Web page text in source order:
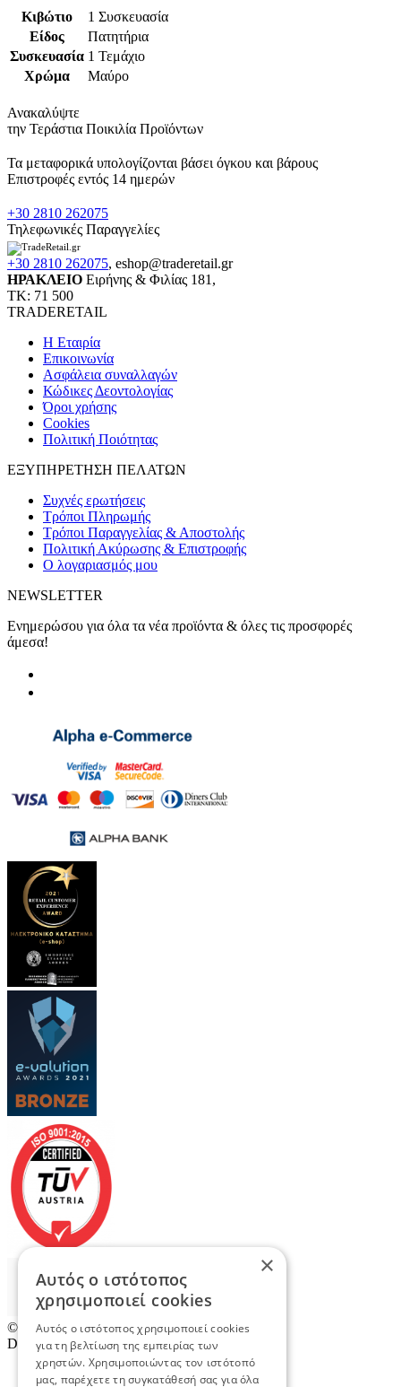
Κιβώτιο
1 Συσκευασία
Είδος
Πατητήρια
Συσκευασία 1 Τεμάχιο
Χρώμα
Μαύρο
Ανακαλύψτε
την Τεράστια Ποικιλία Προϊόντων
Τα μεταφορικά υπολογίζονται βάσει όγκου και βάρους
Επιστροφές εντός 14 ημερών
+30 2810 262075
Τηλεφωνικές Παραγγελίες
+30 2810 262075, eshop@traderetail.gr
ΗΡΑΚΛΕΙΟ Ειρήνης & Φιλίας 181,
ΤΚ: 71 500
TRADERETAIL
H Εταιρία
Eπικοινωνία
Ασφάλεια συναλλαγών
Κώδικες Δεοντολογίας
Όροι χρήσης
Cookies
Πολιτική Ποιότητας
ΕΞΥΠΗΡΕΤΗΣΗ ΠΕΛΑΤΩΝ
Συχνές ερωτήσεις
Τρόποι Πληρωμής
Τρόποι Παραγγελίας & Αποστολής
Πολιτική Ακύρωσης & Επιστροφής
Ο λογαριασμός μου
NEWSLETTER
Ενημερώσου για όλα τα νέα προϊόντα & όλες τις προσφορές
άμεσα!
© 2026TradeRetail.gr- All rights reserved
Designed & developed byNETMECHANICS
×
Αυτός ο ιστότοπος
χρησιμοποιεί cookies
Αυτός ο ιστότοπος χρησιμοποιεί cookies
για τη βελτίωση της εμπειρίας των
χρηστών. Χρησιμοποιώντας τον ιστότοπό
μας, παρέχετε τη συγκατάθεσή σας για όλα